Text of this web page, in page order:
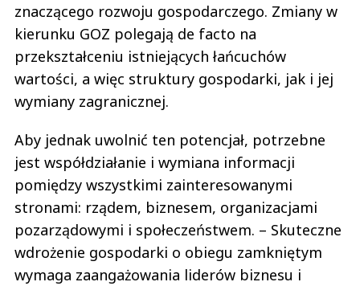
znaczącego rozwoju gospodarczego. Zmiany w
kierunku GOZ polegają de facto na
przekształceniu istniejących łańcuchów
wartości, a więc struktury gospodarki, jak i jej
wymiany zagranicznej.
Aby jednak uwolnić ten potencjał, potrzebne
jest współdziałanie i wymiana informacji
pomiędzy wszystkimi zainteresowanymi
stronami: rządem, biznesem, organizacjami
pozarządowymi i społeczeństwem. – Skuteczne
wdrożenie gospodarki o obiegu zamkniętym
wymaga zaangażowania liderów biznesu i